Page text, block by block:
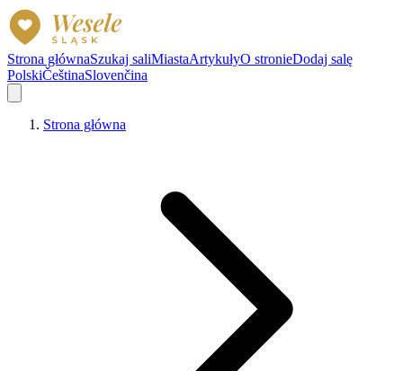
Strona głównaSzukaj saliMiastaArtykułyO stronieDodaj salę
PolskiČeštinaSlovenčina
Strona główna